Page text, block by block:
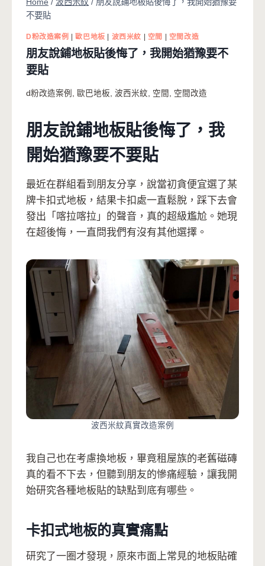
不要貼
D粉改造案例 |歐巴地板 | 波西米紋 | 空間 | 空間改造
朋友說鋪地板貼後悔了，我開始猶豫要不
要貼
d粉改造案例 , 歐巴地板, 波西米紋, 空間 , 空間改造
朋友說鋪地板貼後悔了，我
開始猶豫要不要貼
最近在群組看到朋友分享，說當初貪便宜選了某
牌卡扣式地板，結果卡扣處一直鬆脫，踩下去會
發出「喀拉喀拉」的聲音，真的超級尷尬。她現
在超後悔，一直問我們有沒有其他選擇。
波西米紋真實改造案例
我自己也在考慮換地板，畢竟租屋族的老舊磁磚
真的看不下去，但聽到朋友的慘痛經驗，讓我開
始研究各種地板貼的缺點到底有哪些。
卡扣式地板的真實痛點
研究了一圈才發現，原來市面上常見的地板貼確